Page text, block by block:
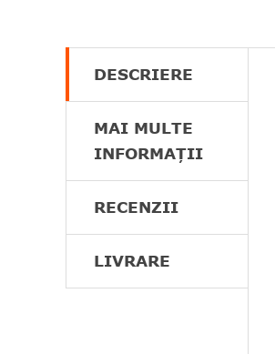
DESCRIERE
MAI MULTE
INFORMAȚII
RECENZII
LIVRARE